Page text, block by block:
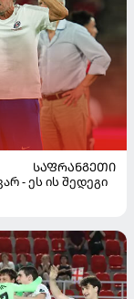
ᲡᲐᲤᲠᲐᲜᲒᲔᲗᲘ
- ეს ის შედეგი